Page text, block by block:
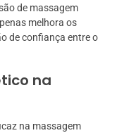
de massagem
melhora os
de confiança entre o
na
na massagem